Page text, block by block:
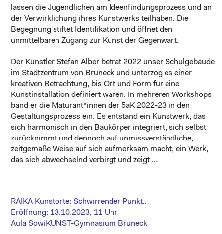
lassen die Jugendlichen am Ideenfindungsprozess und an
der Verwirklichung ihres Kunstwerks teilhaben. Die
Begegnung stiftet Identifikation und öffnet den
unmittelbaren Zugang zur Kunst der Gegenwart.
Der Künstler Stefan Alber betrat 2022 unser Schulgebäude
im Stadtzentrum von Bruneck und unterzog es einer
kreativen Betrachtung, bis Ort und Form für eine
Kunstinstallation definiert waren. In mehreren Workshops
band er die Maturant*innen der 5aK 2022-23 in den
Gestaltungsprozess ein. Es entstand ein Kunstwerk, das
sich harmonisch in den Baukörper integriert, sich selbst
zurücknimmt und dennoch auf unmissverständliche,
zeitgemäße Weise auf sich aufmerksam macht, ein Werk,
das sich abwechselnd verbirgt und zeigt …
RAIKA Kunstorte: Schwirrender Punkt..
Eröffnung: 13.10.2023, 11 Uhr
Aula SowiKUNST-Gymnasium Bruneck